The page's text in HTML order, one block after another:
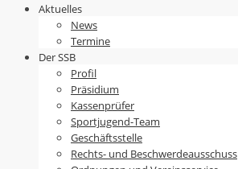
Aktuelles
News
Termine
Der SSB
Profil
Präsidium
Kassenprüfer
Sportjugend-Team
Geschäftsstelle
Rechts- und Beschwerdeausschuss